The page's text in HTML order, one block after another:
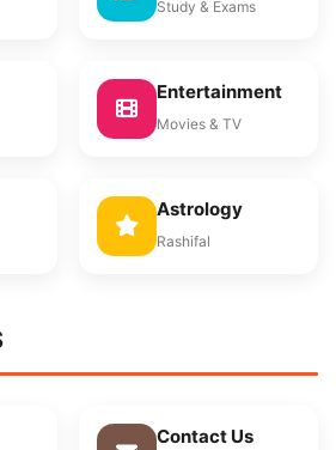
Study & Exams
Entertainment
Movies & TV
Astrology
Rashifal
Contact Us